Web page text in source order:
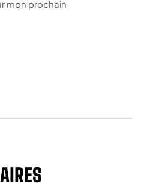
mon prochain